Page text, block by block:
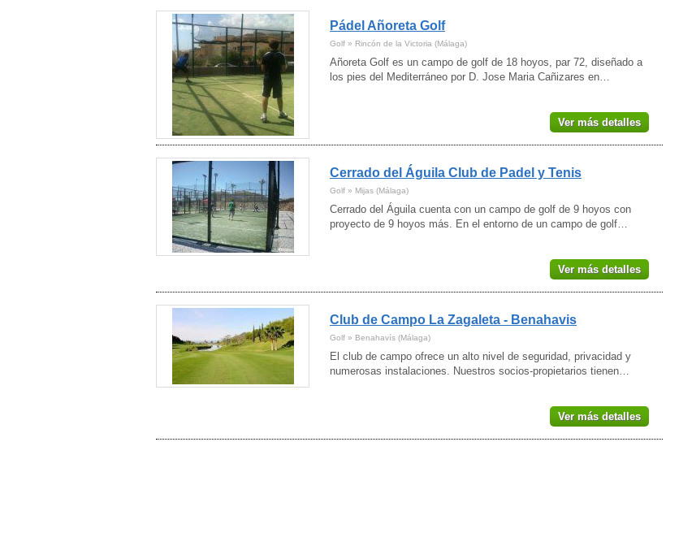
Cádiz (1)
Cantabria (1)
Castellón (2)
Girona (3)
Granada (1)
Guadalajara (1)
Guipúzcoa (2)
Huelva (2)
Huesca (1)
(1)
Madrid (17)
Málaga (6)
Murcia (1)
Navarra (1)
Pontevedra (1)
(3)
Pádel Añoreta Golf
Golf » Rincón de la Victoria (Málaga)
Añoreta Golf es un campo de golf de 18 hoyos, par 72, diseñado a
los pies del Mediterráneo por D. Jose Maria Cañizares en…
Ver más detalles
Cerrado del Águila Club de Padel y Tenis
Golf » Mijas (Málaga)
Cerrado del Águila cuenta con un campo de golf de 9 hoyos con
proyecto de 9 hoyos más. En el entorno de un campo de golf…
Ver más detalles
Club de Campo La Zagaleta - Benahavis
Golf » Benahavís (Málaga)
El club de campo ofrece un alto nivel de seguridad, privacidad y
numerosas instalaciones. Nuestros socios-propietarios tienen…
Ver más detalles